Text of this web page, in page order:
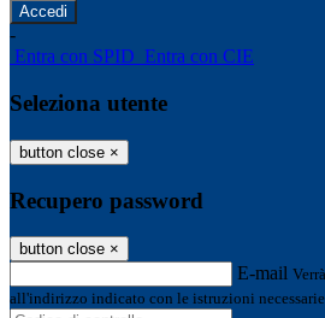
-
Entra con SPID Entra con CIE
Seleziona utente
button close ×
Recupero password
button close ×
E-mail
all'indirizzo indicato con le istruzioni